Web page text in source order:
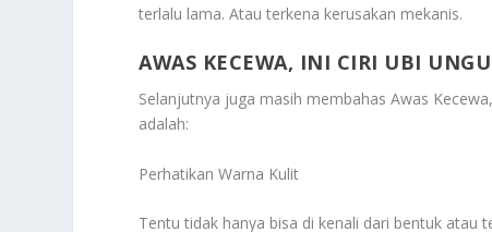
terlalu lama. Atau terkena kerusakan mekanis.
AWAS KECEWA, INI CIRI UBI
Selanjutnya juga masih membahasAwas
adalah:
Perhatikan Warna Kulit
Tentu tidak hanya bisa di kenali dari bentuk atau